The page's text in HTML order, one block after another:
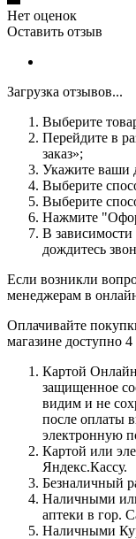
Нет оценок
Оставить отзыв
Загрузка отзывов...
Выберите
Перейдите в
заказ»;
Укажите ваши
Выберите
Выберите
Нажмите
В зависимости
дождитесь
Если возникли
менеджерам в
Оплачивайте
магазине доступно
Картой
защищенное
видим и не
после оплаты
электронную
Картой или
Яндекс.Кассу.
Безналичный
Наличными
аптеки в гор.
Наличными